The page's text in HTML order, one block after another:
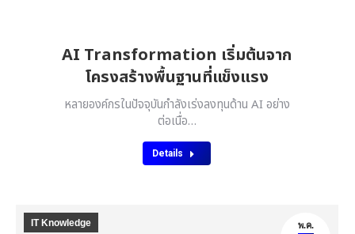
AI Transformation เริ่มต้นจาก
โครงสร้างพื้นฐานที่แข็งแรง
หลายองค์กรในปัจจุบันกำลังเร่งลงทุนด้าน AI อย่าง
ต่อเนื่อ…
Details
พ.ค.
IT Knowledge